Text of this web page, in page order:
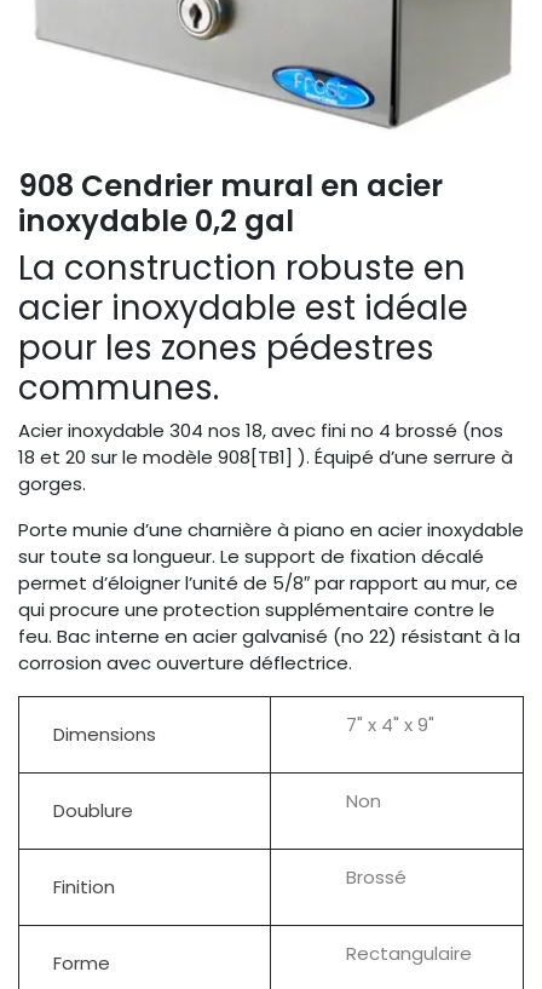
908 Cendrier mural en acier
inoxydable 0,2 gal
La construction robuste en
acier inoxydable est idéale
pour les zones pédestres
communes.
Acier inoxydable 304 nos 18, avec fini no 4 brossé (nos
18 et 20 sur le modèle 908[TB1] ). Équipé d’une serrure à
gorges.
Porte munie d’une charnière à piano en acier inoxydable
sur toute sa longueur. Le support de fixation décalé
permet d’éloigner l’unité de 5/8″ par rapport au mur, ce
qui procure une protection supplémentaire contre le
feu. Bac interne en acier galvanisé (no 22) résistant à la
corrosion avec ouverture déflectrice.
Dimensions 7" x 4" x 9"
Doublure Non
Finition Brossé
Forme Rectangulaire